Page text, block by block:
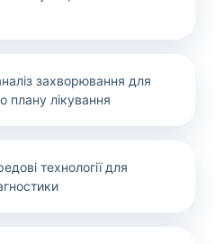
захворювання для
плану лікування
технології для